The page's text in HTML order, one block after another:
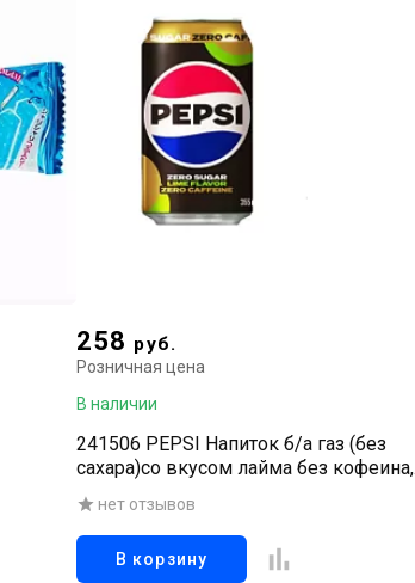
258 руб.
Розничная цена
В наличии
241506 PEPSI Напиток б/а газ (без
сахара)со вкусом лайма без кофеина,
355 мл
нет отзывов
В корзину